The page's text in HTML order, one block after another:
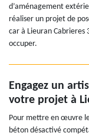
d’aménagement
réaliser un projet de
car à Lieuran Cabrieres
occuper.
Engagez un
votre projet à
Pour mettre en œuvre
béton désactivé